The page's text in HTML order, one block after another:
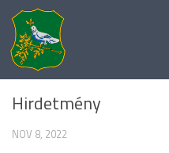
Skip to content
EGYÉB KATEGÓRIA
Hirdetmény
NOV 8, 2022